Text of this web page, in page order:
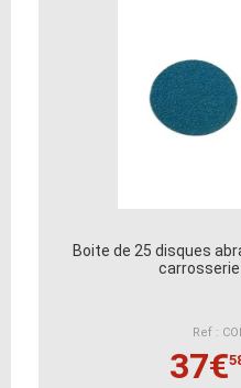
Boite de 25 disques
Ref :
37€